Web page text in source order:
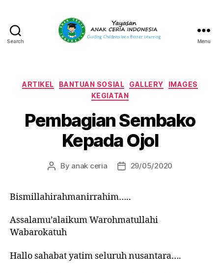
Search
Indonesia
Menu
Categories
ARTIKEL BANTUAN SOSIAL GALLERY
IMAGES
KEGIATAN
Pembagian Sembako
Kepada Ojol
Post
By anak ceria
Post29/05/2020
Bismillahirahmanirrahim…..
Assalamu’alaikum Warohmatullahi
Wabarokatuh
Hallo sahabat yatim seluruh nusantara….